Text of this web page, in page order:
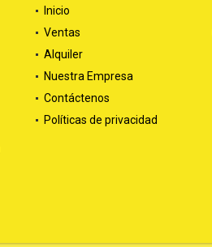
Inicio
Ventas
Alquiler
Nuestra Empresa
Contáctenos
Políticas de privacidad